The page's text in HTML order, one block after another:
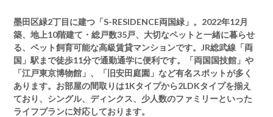
墨田区緑2丁目に建つ「S-RESIDENCE両国緑」。2022年12月
築、地上10階建て・総戸数35戸、大切なペットと一緒に暮らせ
る、ペット飼育可能な高級賃貸マンションです。JR総武線「両
国」駅まで徒歩11分で通勤通学に便利です。「両国国技館」や
「江戸東京博物館」、「旧安田庭園」など有名スポットが多く
あります。お部屋の間取りは1Kタイプから2LDKタイプを揃え
ており、シングル、ディンクス、少人数のファミリーといった
ライフプランに対応しております。